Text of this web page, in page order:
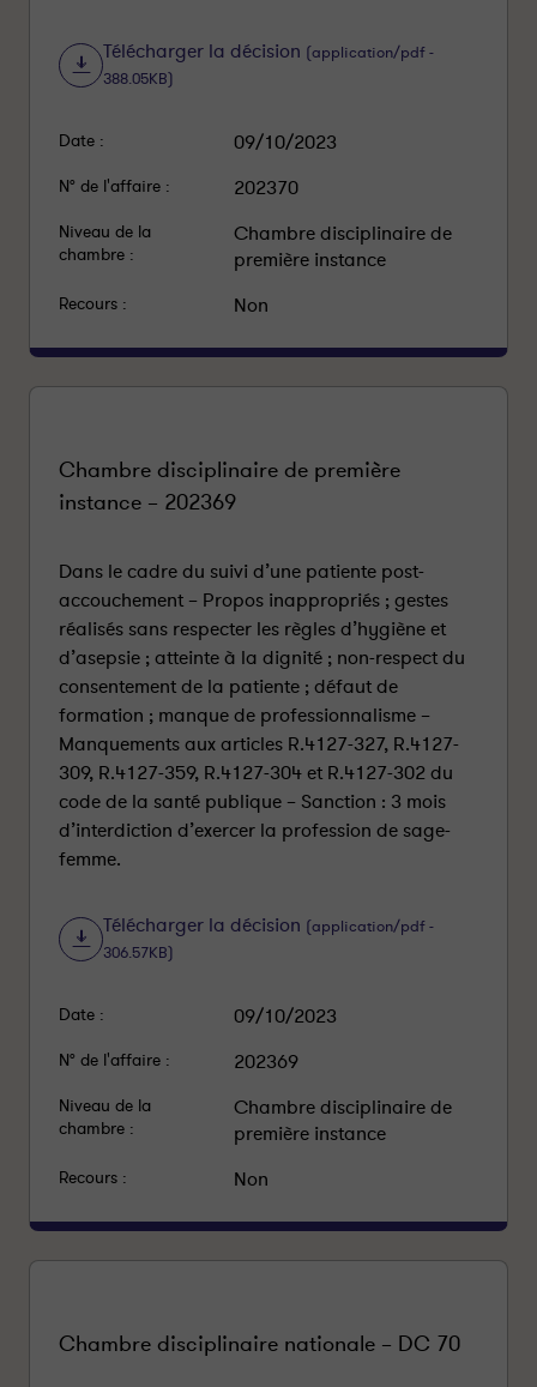
Télécharger la décision (application/pdf -
388.05KB)
Date : 09/10/2023
N° de l'affaire : 202370
Niveau de la
chambre :
Chambre disciplinaire de
première instance
Recours : Non
Chambre disciplinaire de première
instance – 202369
Dans le cadre du suivi d’une patiente post-
accouchement – Propos inappropriés ; gestes
réalisés sans respecter les règles d’hygiène et
d’asepsie ; atteinte à la dignité ; non-respect du
consentement de la patiente ; défaut de
formation ; manque de professionnalisme –
Manquements aux articles R.4127-327, R.4127-
309, R.4127-359, R.4127-304 et R.4127-302 du
code de la santé publique – Sanction : 3 mois
d’interdiction d’exercer la profession de sage-
femme.
Télécharger la décision (application/pdf -
306.57KB)
Date : 09/10/2023
N° de l'affaire : 202369
Niveau de la
chambre :
Chambre disciplinaire de
première instance
Recours : Non
Chambre disciplinaire nationale – DC 70